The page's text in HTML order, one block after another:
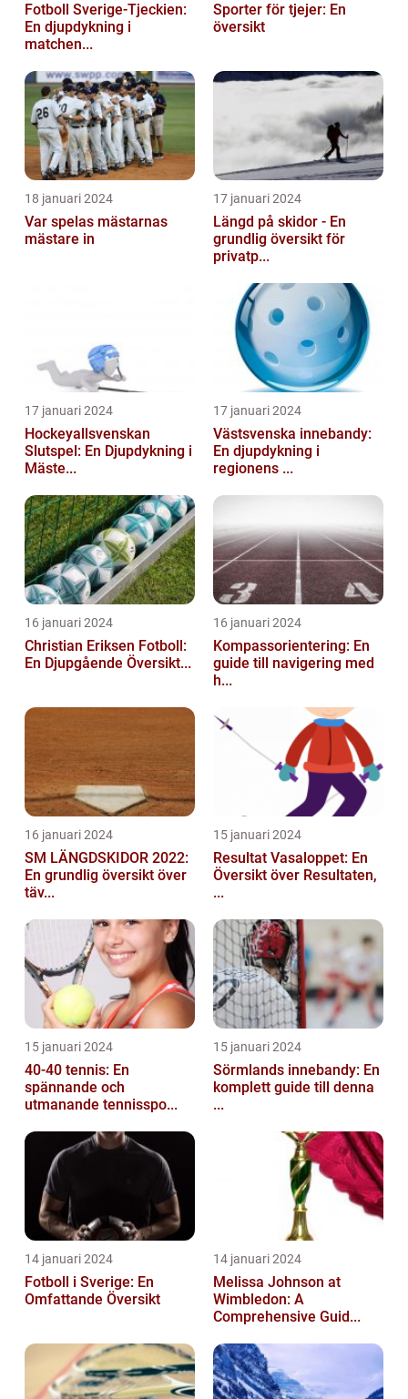
Fotboll Sverige-Tjeckien:
En djupdykning i
matchen...
Sporter för tjejer: En
översikt
18 januari 2024
Var spelas mästarnas
mästare in
17 januari 2024
Längd på skidor - En
grundlig översikt för
privatp...
17 januari 2024
Hockeyallsvenskan
Slutspel: En Djupdykning i
Mäste...
17 januari 2024
Västsvenska innebandy:
En djupdykning i
regionens ...
16 januari 2024
Christian Eriksen Fotboll:
En Djupgående Översikt...
16 januari 2024
Kompassorientering: En
guide till navigering med
h...
16 januari 2024
SM LÄNGDSKIDOR 2022:
En grundlig översikt över
täv...
15 januari 2024
Resultat Vasaloppet: En
Översikt över Resultaten,
...
15 januari 2024
40-40 tennis: En
spännande och
utmanande tennisspo...
15 januari 2024
Sörmlands innebandy: En
komplett guide till denna
...
14 januari 2024
Fotboll i Sverige: En
Omfattande Översikt
14 januari 2024
Melissa Johnson at
Wimbledon: A
Comprehensive Guid...